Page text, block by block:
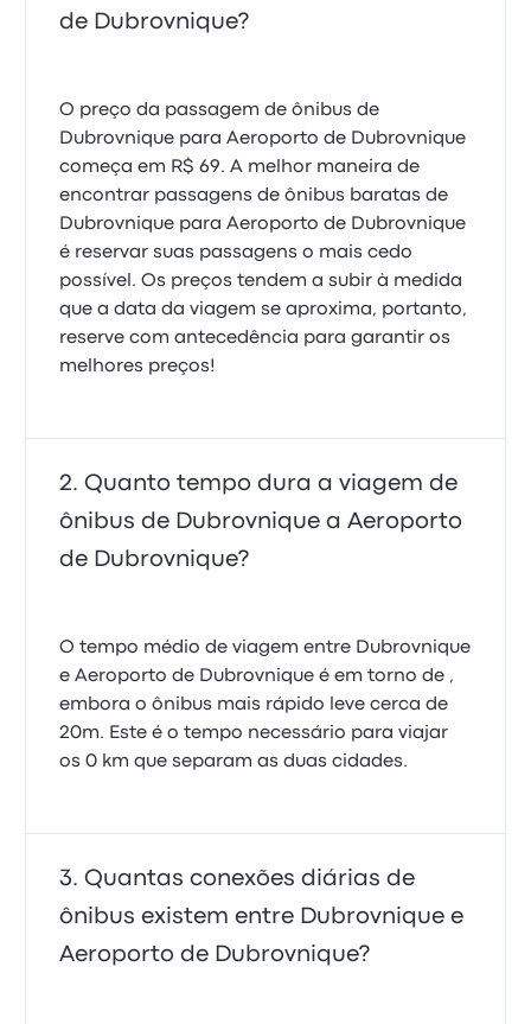
de Dubrovnique?
O preço da passagem de ônibus de
Dubrovnique para Aeroporto de Dubrovnique
começa em R$ 69. A melhor maneira de
encontrar passagens de ônibus baratas de
Dubrovnique para Aeroporto de Dubrovnique
é reservar suas passagens o mais cedo
possível. Os preços tendem a subir à medida
que a data da viagem se aproxima, portanto,
reserve com antecedência para garantir os
melhores preços!
Quanto tempo dura a viagem de
ônibus de Dubrovnique a Aeroporto
de Dubrovnique?
O tempo médio de viagem entre Dubrovnique
e Aeroporto de Dubrovnique é em torno de ,
embora o ônibus mais rápido leve cerca de
20m. Este é o tempo necessário para viajar
os 0 km que separam as duas cidades.
Quantas conexões diárias de
ônibus existem entre Dubrovnique e
Aeroporto de Dubrovnique?